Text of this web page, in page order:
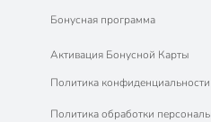
Бонусная программа
Активация Бонусной Карты
Политика конфиденциальности
Политика обработки